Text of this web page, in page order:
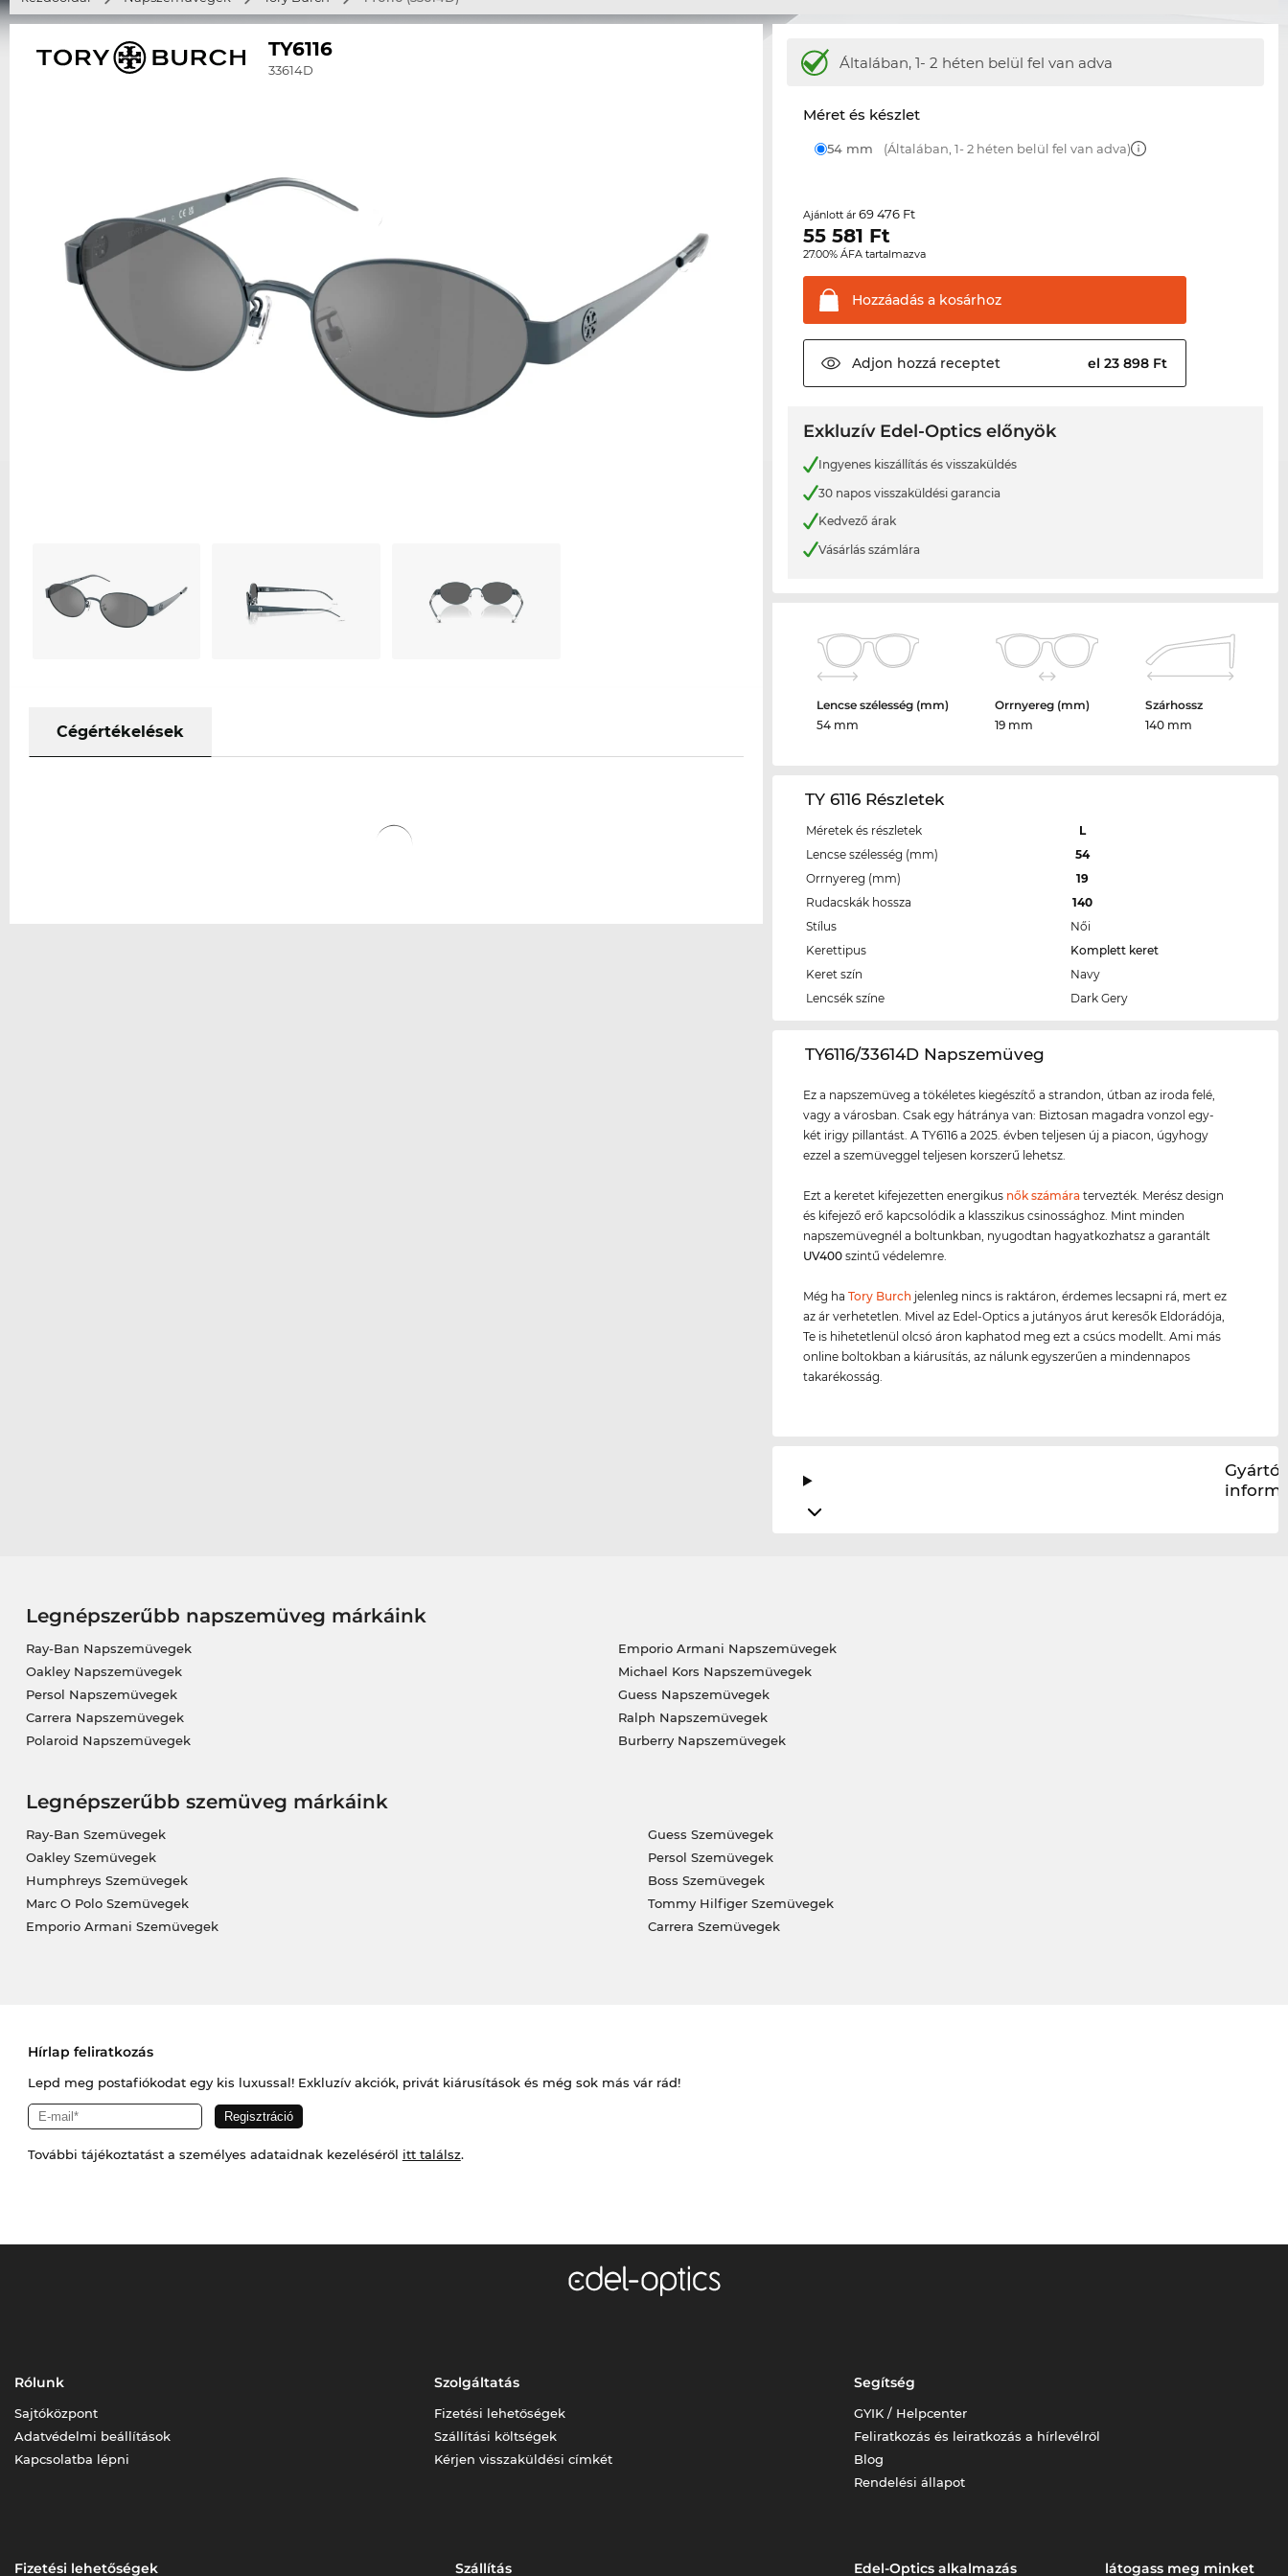
TY6116
33614D
Cégértékelések
Általában, 1- 2 héten belül fel van adva
Méret és készlet
54 mm (Általában, 1- 2 héten belül fel van adva)
Ajánlott ár69 476 Ft
55 581 Ft
27.00% ÁFA tartalmazva
Hozzáadás a kosárhoz
Adjon hozzá receptet el 23 898 Ft
Exkluzív Edel-Optics előnyök
Ingyenes kiszállítás és visszaküldés
30 napos visszaküldési garancia
Kedvező árak
Vásárlás számlára
Lencse szélesség (mm)
54 mm
Orrnyereg (mm)
19 mm
Szárhossz
140 mm
TY 6116 Részletek
Méretek és részletek
L
Lencse szélesség (mm)
54
Orrnyereg (mm)
19
Rudacskák hossza
140
Stílus
Női
Kerettipus
Komplett keret
Keret szín
Navy
Lencsék színe
Dark Gery
‌TY6116/33614D Napszemüveg
Ez a napszemüveg a tökéletes kiegészítő a strandon, útban az iroda felé,
vagy a városban. Csak egy hátránya van: Biztosan magadra vonzol egy-
két irigy pillantást. A TY6116 a 2025. évben teljesen új a piacon, úgyhogy
ezzel a szemüveggel teljesen korszerű lehetsz.
Ezt a keretet kifejezetten energikus nők számára tervezték. Merész design
és kifejező erő kapcsolódik a klasszikus csinossághoz. Mint minden
napszemüvegnél a boltunkban, nyugodtan hagyatkozhatsz a garantált
UV400 szintű védelemre.
Még haTory Burch jelenleg nincs is raktáron, érdemes lecsapni rá, mert ez
az ár verhetetlen. Mivel az Edel-Optics a jutányos árut keresők Eldorádója,
Te is hihetetlenül olcsó áron kaphatod meg ezt a csúcs modellt. Ami más
online boltokban a kiárusítás, az nálunk egyszerűen a mindennapos
takarékosság.
Gyártói
Legnépszerűbb napszemüveg márkáink
Ray-Ban Napszemüvegek
Oakley Napszemüvegek
Persol Napszemüvegek
Carrera Napszemüvegek
Polaroid Napszemüvegek
Emporio Armani Napszemüvegek
Michael Kors Napszemüvegek
Guess Napszemüvegek
Ralph Napszemüvegek
Burberry Napszemüvegek
Legnépszerűbb szemüveg márkáink
Ray-Ban Szemüvegek
Oakley Szemüvegek
Humphreys Szemüvegek
Marc O Polo Szemüvegek
Emporio Armani Szemüvegek
Guess Szemüvegek
Persol Szemüvegek
Boss Szemüvegek
Tommy Hilfiger Szemüvegek
Carrera Szemüvegek
Hírlap feliratkozás
Lepd meg postafiókodat egy kis luxussal! Exkluzív akciók, privát kiárusítások és még sok más vár rád!
További tájékoztatást a személyes adataidnak kezeléséről itt találsz.
Rólunk
Sajtóközpont
Adatvédelmi beállítások
Kapcsolatba lépni
Szolgáltatás
Fizetési lehetőségek
Szállítási költségek
Kérjen visszaküldési címkét
Segítség
GYIK / Helpcenter
Feliratkozás és leiratkozás a hírlevélről
Blog
Rendelési állapot
Fizetési lehetőségek Szállítás Edel-Optics alkalmazás látogass meg minket